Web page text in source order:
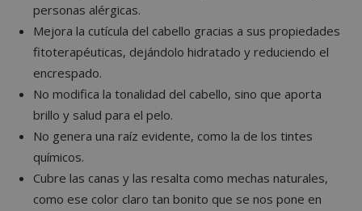
personas alérgicas.
Mejora la cutícula del cabello gracias a sus propiedades
fitoterapéuticas, dejándolo hidratado y reduciendo el
encrespado.
No modifica la tonalidad del cabello, sino que aporta
brillo y salud para el pelo.
No genera una raíz evidente, como la de los tintes
químicos.
Cubre las canas y las resalta como mechas naturales,
como ese color claro tan bonito que se nos pone en